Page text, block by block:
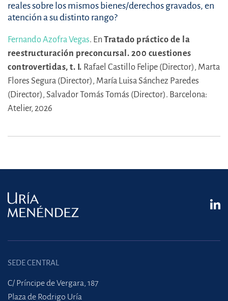
reales sobre los mismos bienes/derechos gravados, en
atención a su distinto rango?
Fernando Azofra Vegas. EnTratado práctico de la
reestructuración preconcursal. 200 cuestiones
controvertidas, t. I. Rafael Castillo Felipe (Director), Marta
Flores Segura (Director), María Luisa Sánchez Paredes
(Director), Salvador Tomás Tomás (Director). Barcelona:
Atelier, 2026
SEDE CENTRAL
C/ Príncipe de Vergara, 187
Plaza de Rodrigo Uría